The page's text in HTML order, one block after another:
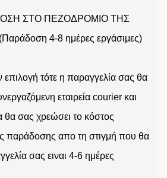
ΣΤΟ ΠΕΖΟΔΡΟΜΙΟ ΤΗΣ
4-8 ημέρες εργάσιμες)
επιλογή τότε η παραγγελία σας θα
εταιρεία courier και
θα σας χρεώσει το κόστος
παράδοσης απο τη στιγμή που θα
σας ειναι 4-6 ημέρες